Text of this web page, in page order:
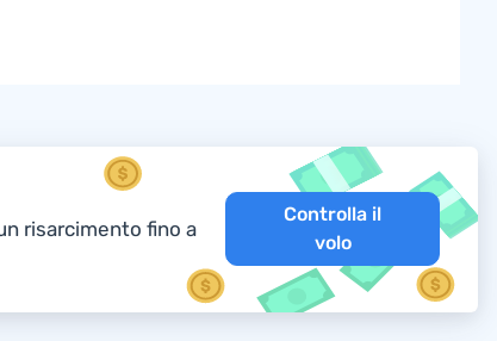
risarcimento fino a
Controlla il
volo